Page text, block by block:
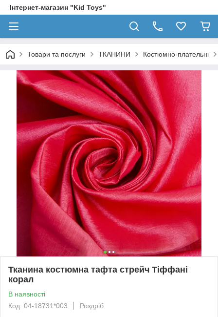
Інтернет-магазин "Kid Toys"
Товари та послуги ТКАНИНИ Костюмно-плательні
Тканина костюмна тафта стрейч Тіффані
корал
В наявності
Код: 04-18731*003
Роздріб